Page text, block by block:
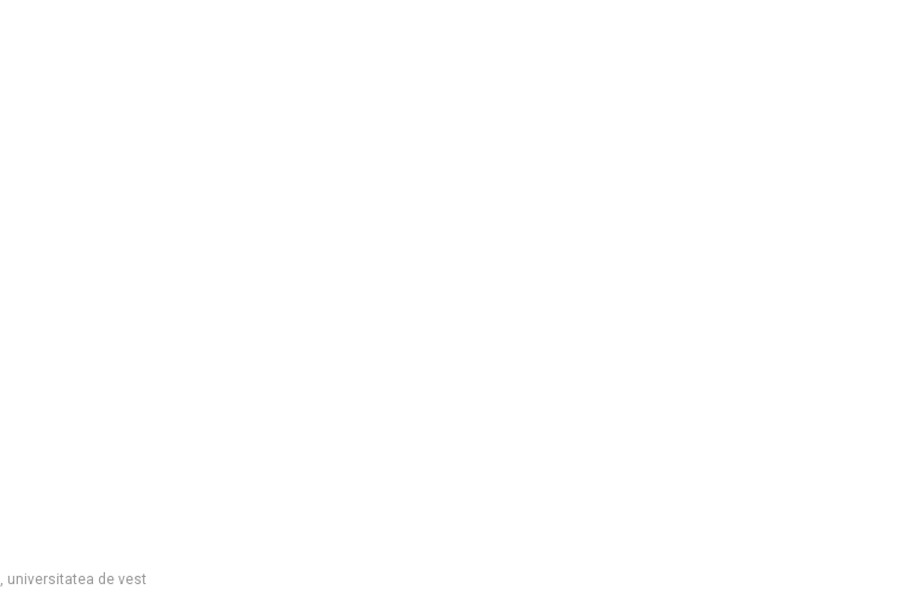
, universitatea de vest